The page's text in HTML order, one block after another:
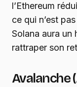
l’Ethereum
ce qui n’est
Solana aura
rattraper son
Avalanche